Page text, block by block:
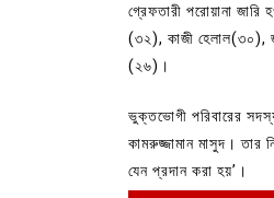
গ্রেফতারী পরোয়ানা
(৩২), কাজী হেলাল(৩০),
(২৬)।
ভুক্তভোগী পরিবারের
কামরুজ্জামান মাসুদ। তার
যেন প্রদান করা হয়’।
In